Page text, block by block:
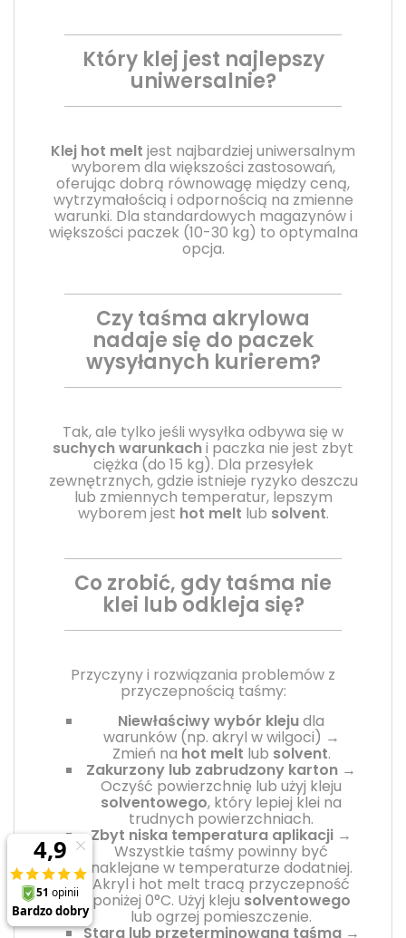
Który klej jest najlepszy
uniwersalnie?
Klej hot melt jest najbardziej uniwersalnym
wyborem dla większości zastosowań,
oferując dobrą równowagę między ceną,
wytrzymałością i odpornością na zmienne
warunki. Dla standardowych magazynów i
większości paczek (10-30 kg) to optymalna
opcja.
Czy taśma akrylowa
nadaje się do paczek
wysyłanych kurierem?
Tak, ale tylko jeśli wysyłka odbywa się w
suchych warunkachi paczka nie jest zbyt
ciężka (do 15 kg). Dla przesyłek
zewnętrznych, gdzie istnieje ryzyko deszczu
lub zmiennych temperatur, lepszym
wyborem jest hot melt lub solvent.
Co zrobić, gdy taśma nie
klei lub odkleja się?
Przyczyny i rozwiązania problemów z
przyczepnością taśmy:
Niewłaściwy wybór klejudla
warunków (np. akryl w wilgoci) →
Zmień na hot melt lub solvent.
Zakurzony lub zabrudzony karton →
Oczyść powierzchnię lub użyj kleju
solventowego, który lepiej klei na
trudnych powierzchniach.
Zbyt niska temperatura aplikacji →
Wszystkie taśmy powinny być
naklejane w temperaturze dodatniej.
Akryl i hot melt tracą przyczepność
poniżej 0°C. Użyj kleju solventowego
lub ogrzej pomieszczenie.
Stara lub przeterminowana taśma→